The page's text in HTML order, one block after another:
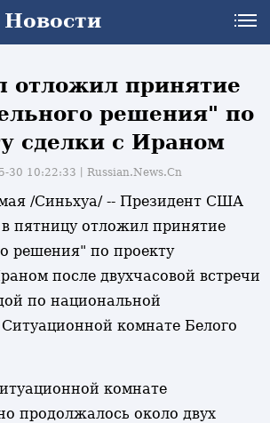
отложил принятие
решения" по
сделки с Ираном
30 10:22:33丨Russian.News.Cn
/Синьхуа/ -- Президент США
пятницу отложил принятие
решения" по проекту
после двухчасовой встречи
по национальной
комнате Белого
комнате
продолжалось около двух